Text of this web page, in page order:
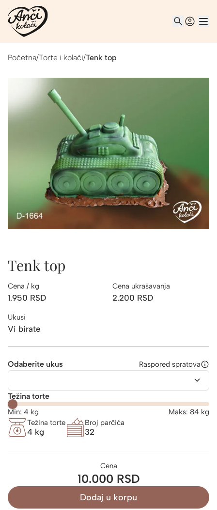
Početna/Torte i kolači/Tenk top
Tenk top
Cena / kg
1.950 RSD
Cena ukrašavanja
2.200 RSD
Ukusi
Vi birate
Odaberite ukus Raspored spratova
Težina torte
Min: 4 kg Maks: 84 kg
Težina torte
4 kg
Broj parčića
32
Cena
10.000 RSD
Dodaj u korpu